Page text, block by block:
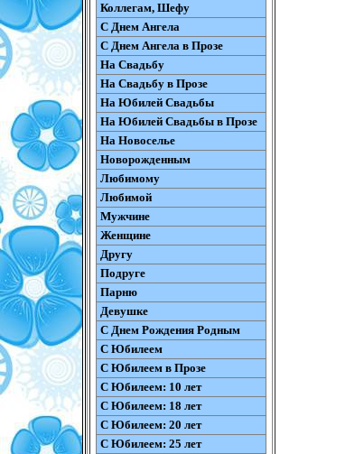
Коллегам, Шефу
С Днем Ангела
С Днем Ангела в Прозе
На Свадьбу
На Свадьбу в Прозе
На Юбилей Свадьбы
На Юбилей Свадьбы в Прозе
На Новоселье
Новорожденным
Любимому
Любимой
Мужчине
Женщине
Другу
Подруге
Парню
Девушке
С Днем Рождения Родным
С Юбилеем
С Юбилеем в Прозе
С Юбилеем: 10 лет
С Юбилеем: 18 лет
С Юбилеем: 20 лет
С Юбилеем: 25 лет